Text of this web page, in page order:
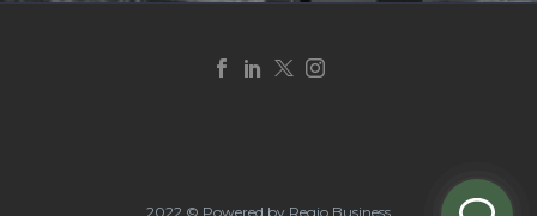
2022 © Powered by Regio Business